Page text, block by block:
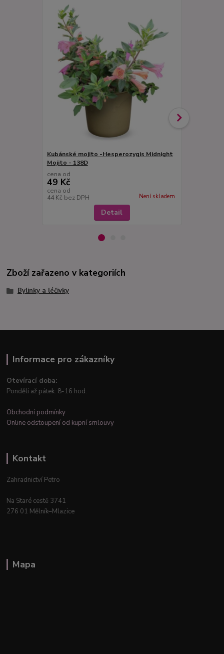
Kubánské mojito -Hesperozygis Midnight
Mojito - 138D
cena od
49 Kč
cena od
44 Kč bez DPH Není skladem
Detail
Zboží zařazeno v kategoriích
Bylinky a léčivky
Informace pro zákazníky
Otevírací doba:
Pondělí až pátek: 8-16 hod.
Obchodní podmínky
Online odstoupení od kupní smlouvy
Kontakt
Zahradnictví Petro
Na Staré cestě 3741
276 01 Mělník–Mlazice
Mapa